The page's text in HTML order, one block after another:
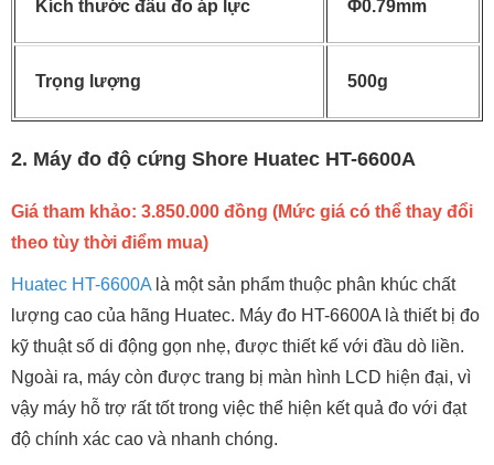
Kích thước đầu đo áp lực Φ0.79mm
Trọng lượng 500g
2. Máy đo độ cứng Shore Huatec HT-6600A
Giá tham khảo: 3.850.000 đồng (Mức giá có thể thay đổi
theo tùy thời điểm mua)
Huatec HT-6600A là một sản phẩm thuộc phân khúc chất
lượng cao của hãng Huatec. Máy đo HT-6600A là thiết bị đo
kỹ thuật số di động gọn nhẹ, được thiết kế với đầu dò liền.
Ngoài ra, máy còn được trang bị màn hình LCD hiện đại, vì
vậy máy hỗ trợ rất tốt trong việc thể hiện kết quả đo với đạt
độ chính xác cao và nhanh chóng.